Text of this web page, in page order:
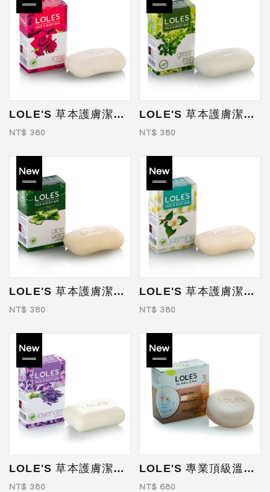
LOLE'S 草本護膚潔顏皂(玫瑰) 100g
NT$ 380
LOLE'S 草本護膚潔顏皂(愛爾蘭三葉草) 100g
NT$ 380
LOLE'S 草本護膚潔顏皂(蘆薈) 100g
NT$ 380
LOLE'S 草本護膚潔顏皂(茉莉) 100g
NT$ 380
LOLE'S 草本護膚潔顏皂(薰衣草) 100g
NT$ 380
LOLE'S 專業頂級溫和敏感肌2合1沐浴洗髮皂 100g
NT$ 680